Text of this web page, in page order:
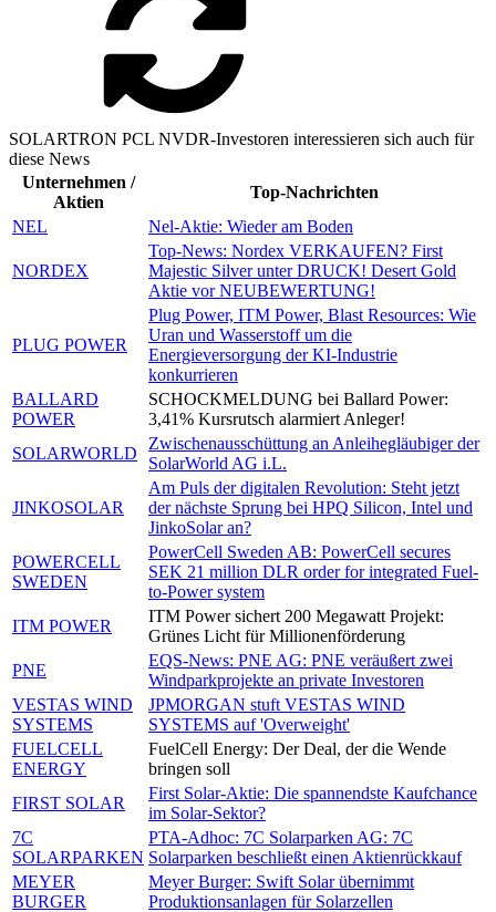
SOLARTRON PCL NVDR-Investoren interessieren sich auch für
diese News
Unternehmen /
Aktien
Top-Nachrichten
NEL
Nel-Aktie: Wieder am Boden
NORDEX
Top-News: Nordex VERKAUFEN? First
Majestic Silver unter DRUCK! Desert Gold
Aktie vor NEUBEWERTUNG!
PLUG POWER
Plug Power, ITM Power, Blast Resources: Wie
Uran und Wasserstoff um die
Energieversorgung der KI-Industrie
konkurrieren
BALLARD
POWER
SCHOCKMELDUNG bei Ballard Power:
3,41% Kursrutsch alarmiert Anleger!
SOLARWORLD
Zwischenausschüttung an Anleihegläubiger der
SolarWorld AG i.L.
JINKOSOLAR
Am Puls der digitalen Revolution: Steht jetzt
der nächste Sprung bei HPQ Silicon, Intel und
JinkoSolar an?
POWERCELL
SWEDEN
PowerCell Sweden AB: PowerCell secures
SEK 21 million DLR order for integrated Fuel-
to-Power system
ITM POWER
ITM Power sichert 200 Megawatt Projekt:
Grünes Licht für Millionenförderung
PNE
EQS-News: PNE AG: PNE veräußert zwei
Windparkprojekte an private Investoren
VESTAS WIND
SYSTEMS
JPMORGAN stuft VESTAS WIND
SYSTEMS auf 'Overweight'
FUELCELL
ENERGY
FuelCell Energy: Der Deal, der die Wende
bringen soll
FIRST SOLAR
First Solar-Aktie: Die spannendste Kaufchance
im Solar-Sektor?
7C
SOLARPARKEN
PTA-Adhoc: 7C Solarparken AG: 7C
Solarparken beschließt einen Aktienrückkauf
MEYER
BURGER
Meyer Burger: Swift Solar übernimmt
Produktionsanlagen für Solarzellen